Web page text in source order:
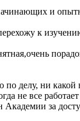
и
к
по делу, ни
все
за